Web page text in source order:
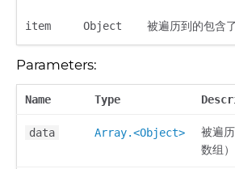
item Object 被遍历到的包含
Parameters:
Name Type
data Array.<Object>
被遍
数组）